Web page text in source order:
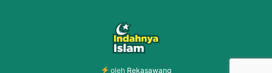
oleh Rekasawang